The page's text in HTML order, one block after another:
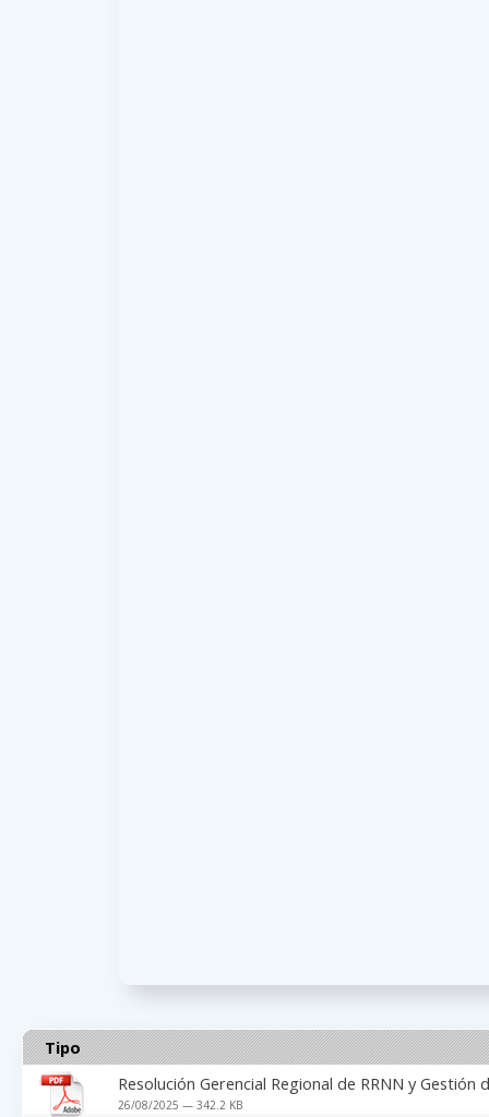
Tipo
Resolución Gerencial Regional de RRNN y Gestión
26/08/2025 — 342.2 KB